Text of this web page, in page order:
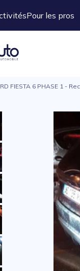
Pour les pros
FIESTA 6 PHASE 1 -